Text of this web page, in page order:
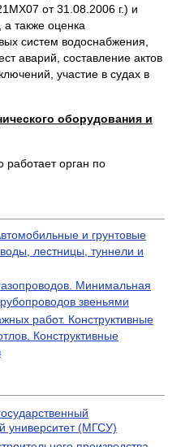
от 31.08.2006 г.) и
также оценка
систем водоснабжения,
аварий, составление актов
участие в судах в
оборудования и
работает орган по
и грунтовые
лестницы, туннели и
Минимальная
звеньями
работ. Конструктивные
Конструктивные
университет (МГСУ)